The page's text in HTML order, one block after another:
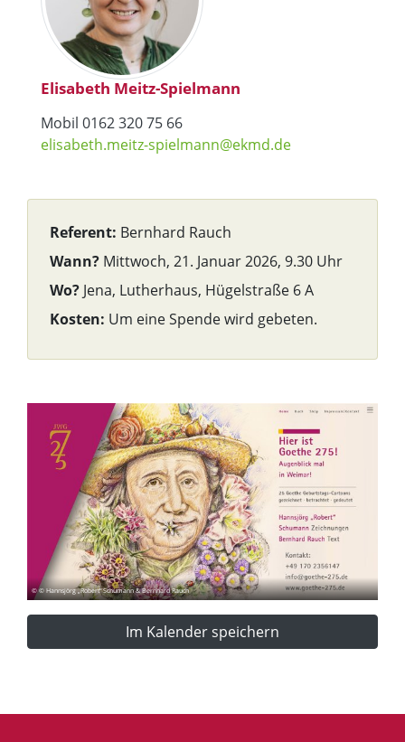
Elisabeth Meitz-Spielmann
Mobil 0162 320 75 66
elisabeth.meitz-spielmann@ekmd.de
Referent: Bernhard Rauch
Wann? Mittwoch, 21. Januar 2026, 9.30 Uhr
Wo? Jena, Lutherhaus, Hügelstraße 6 A
Kosten: Um eine Spende wird gebeten.
© © Hannsjörg „Robert“ Schumann & Bernhard Rauch
Im Kalender speichern